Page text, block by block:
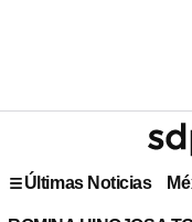
Últimas Noticias